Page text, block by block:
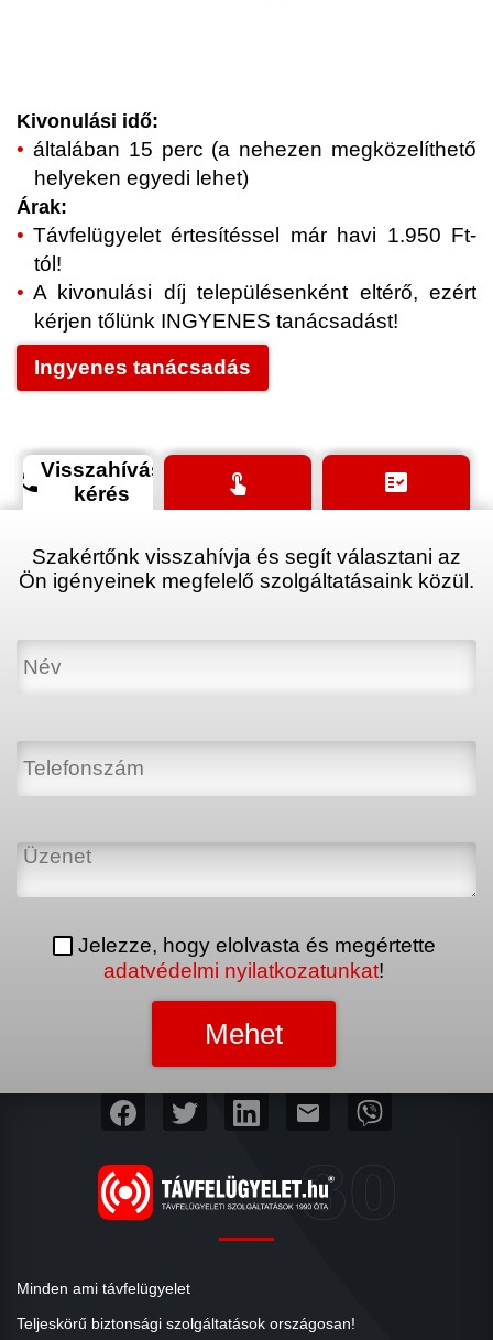
Kivonulási idő:
általában 15 perc (a nehezen megközelíthető
helyeken egyedi lehet)
Árak:
Távfelügyelet értesítéssel már havi 1.950 Ft-
tól!
A kivonulási díj településenként eltérő, ezért
kérjen tőlünk INGYENES tanácsadást!
Ingyenes tanácsadás
phoneVisszahívás
kérés
touch_app fact_check
Szakértőnk visszahívja és segít választani az
Ön igényeinek megfelelő szolgáltatásaink közül.
Jelezze, hogy elolvasta és megértette
adatvédelmi nyilatkozatunkat!
mail
Minden ami távfelügyelet
Teljeskörű biztonsági szolgáltatások országosan!